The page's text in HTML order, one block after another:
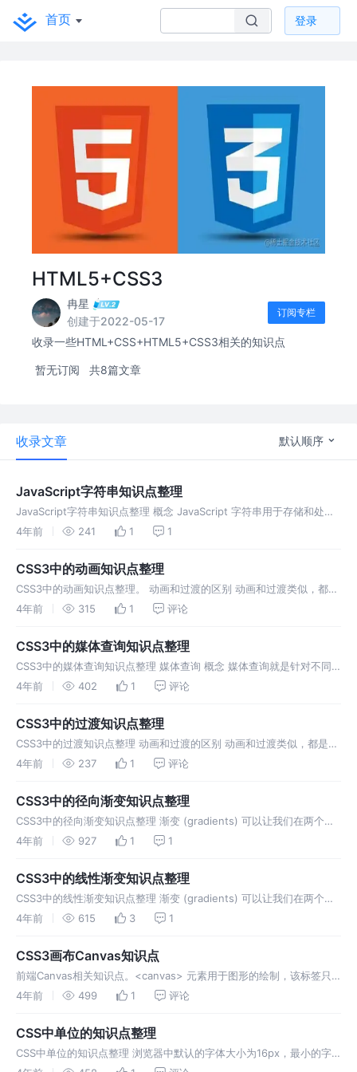
首页 登录
HTML5+CSS3
冉星
创建于2022-05-17
订阅专栏
收录一些HTML+CSS+HTML5+CSS3相关的知识点
暂无订阅 共8篇文章
收录文章 默认顺序
JavaScript字符串知识点整理
JavaScript字符串知识点整理 概念 JavaScript 字符串用于存储和处理
文本。 字符串可以是插入到引号中的任何字符。我们可以使用单引
4年前 241 1 1
CSS3中的动画知识点整理
CSS3中的动画知识点整理。 动画和过渡的区别 动画和过渡类似，都是
可以实现一些动态的效果； 不同的是过渡需要在某个事件来触发，而动
4年前 315 1 评论
CSS3中的媒体查询知识点整理
CSS3中的媒体查询知识点整理 媒体查询 概念 媒体查询就是针对不同
的终端 (PC端、iPad端和移动端)，在使相同的 HTML结构的前提下，
4年前 402 1 评论
CSS3中的过渡知识点整理
CSS3中的过渡知识点整理 动画和过渡的区别 动画和过渡类似，都是可
以实现一些动态的效果； 不同的是过渡需要在某个事件来触发，而动画
4年前 237 1 评论
CSS3中的径向渐变知识点整理
CSS3中的径向渐变知识点整理 渐变 (gradients) 可以让我们在两个或
多个颜色之间进行平稳的过渡。 渐变的出现可以让用户使用时 减少下
4年前 927 1 1
CSS3中的线性渐变知识点整理
CSS3中的线性渐变知识点整理 渐变 (gradients) 可以让我们在两个或
多个颜色之间进行平稳的过渡。 渐变的出现，可以让用户使用时 减少
4年前 615 3 1
CSS3画布Canvas知识点
前端Canvas相关知识点。<canvas> 元素用于图形的绘制，该标签只
是图形容器，要想绘制图形，还必须使用脚本 (通常是JavaScript)
4年前 499 1 评论
CSS中单位的知识点整理
CSS中单位的知识点整理 浏览器中默认的字体大小为16px，最小的字